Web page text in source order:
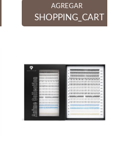
AGREGAR
SHOPPING_CART